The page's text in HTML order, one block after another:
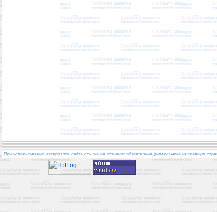
При использовании материалов сайта ссылка на источник обязательна (гиперссылка на главную